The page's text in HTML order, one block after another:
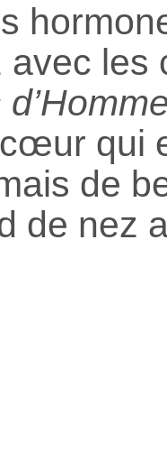
avec les
qui
de
de nez